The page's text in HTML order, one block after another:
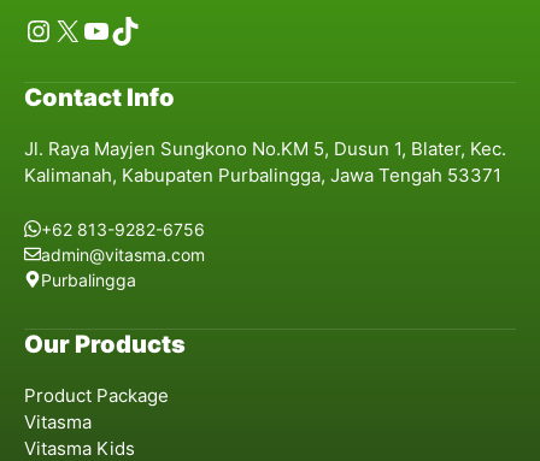
Instagram
X YouTube
TikTok
Contact Info
Jl. Raya Mayjen Sungkono No.KM 5, Dusun 1, Blater, Kec.
Kalimanah, Kabupaten Purbalingga, Jawa Tengah 53371
+62 813-9282-6756
admin@vitasma.com
Purbalingga
Our Products
Product Package
Vitasma
Vitasma Kids